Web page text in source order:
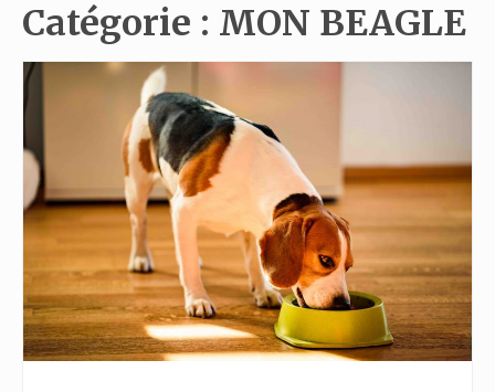
Catégorie : MON BEAGLE